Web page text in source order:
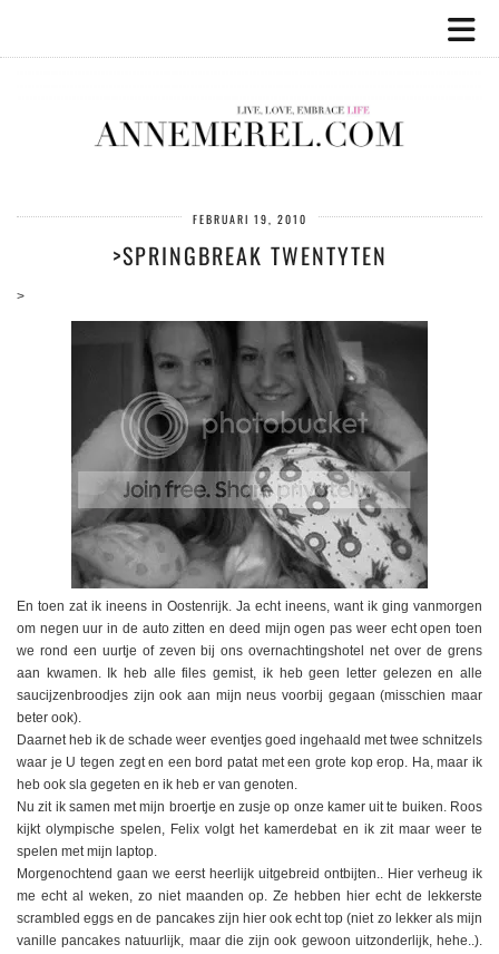
FEBRUARI 19, 2010
>SPRINGBREAK TWENTYTEN
>
En toen zat ik ineens in Oostenrijk. Ja echt ineens, want ik ging vanmorgen
om negen uur in de auto zitten en deed mijn ogen pas weer echt open toen
we rond een uurtje of zeven bij ons overnachtingshotel net over de grens
aan kwamen. Ik heb alle files gemist, ik heb geen letter gelezen en alle
saucijzenbroodjes zijn ook aan mijn neus voorbij gegaan (misschien maar
beter ook).
Daarnet heb ik de schade weer eventjes goed ingehaald met twee schnitzels
waar je U tegen zegt en een bord patat met een grote kop erop. Ha, maar ik
heb ook sla gegeten en ik heb er van genoten.
Nu zit ik samen met mijn broertje en zusje op onze kamer uit te buiken. Roos
kijkt olympische spelen, Felix volgt het kamerdebat en ik zit maar weer te
spelen met mijn laptop.
Morgenochtend gaan we eerst heerlijk uitgebreid ontbijten.. Hier verheug ik
me echt al weken, zo niet maanden op. Ze hebben hier echt de lekkerste
scrambled eggs en de pancakes zijn hier ook echt top (niet zo lekker als mijn
vanille pancakes natuurlijk, maar die zijn ook gewoon uitzonderlijk, hehe..).